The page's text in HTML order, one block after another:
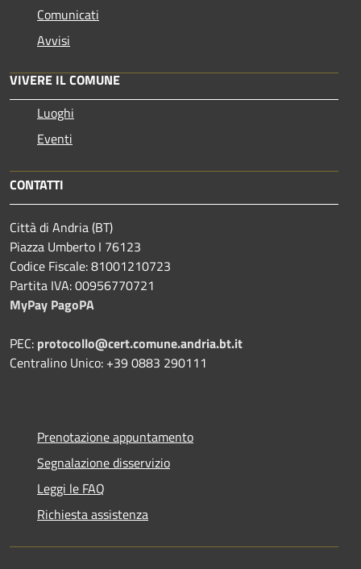
Comunicati
Avvisi
VIVERE IL COMUNE
Luoghi
Eventi
CONTATTI
Città di Andria (BT)
Piazza Umberto I 76123
Codice Fiscale: 81001210723
Partita IVA: 00956770721
MyPay PagoPA
PEC: protocollo@cert.comune.andria.bt.it
Centralino Unico: +39 0883 290111
Prenotazione appuntamento
Segnalazione disservizio
Leggi le FAQ
Richiesta assistenza